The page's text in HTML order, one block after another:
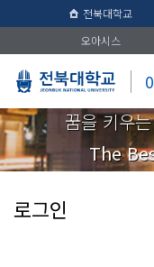
전북대학교
오아시스
꿈을 키우
The
로그인